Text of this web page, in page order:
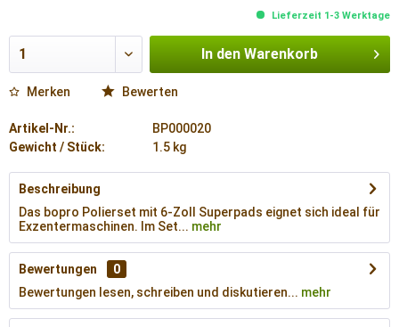
Lieferzeit 1-3 Werktage
In den Warenkorb
Merken Bewerten
Artikel-Nr.:
BP000020
Gewicht / Stück:
1.5 kg
Beschreibung
Das bopro Polierset mit 6-Zoll Superpads eignet sich ideal für
Exzentermaschinen. Im Set... mehr
Bewertungen
0
Bewertungen lesen, schreiben und diskutieren... mehr